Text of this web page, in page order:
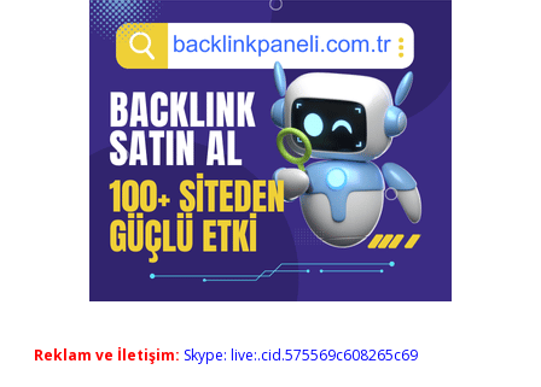
Reklam ve İletişim: Skype: live:.cid.575569c608265c69